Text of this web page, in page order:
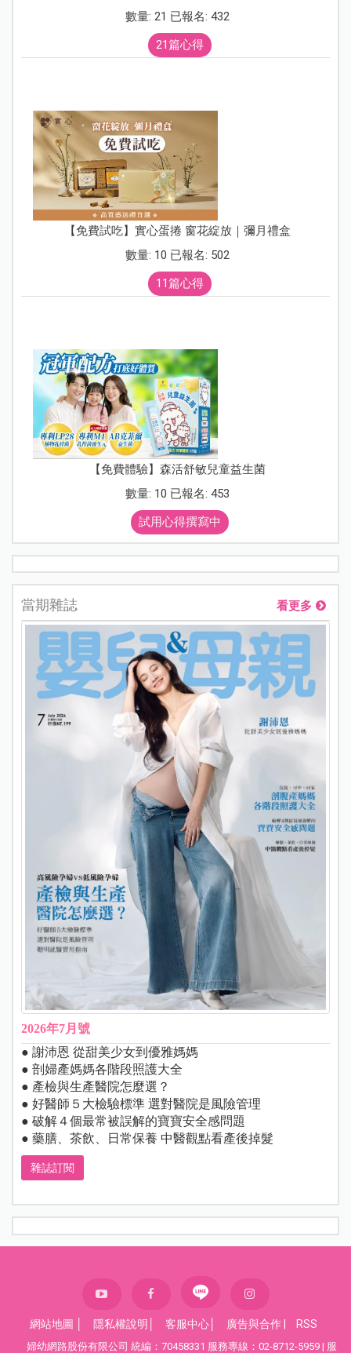
數量: 21 已報名: 432
21篇心得
【免費試吃】實心蛋捲 窗花綻放｜彌月禮盒
數量: 10 已報名: 502
11篇心得
【免費體驗】森活舒敏兒童益生菌
數量: 10 已報名: 453
試用心得撰寫中
當期雜誌 看更多
2026年7月號
● 謝沛恩 從甜美少女到優雅媽媽
● 剖婦產媽媽各階段照護大全
● 產檢與生產醫院怎麼選？
● 好醫師５大檢驗標準 選對醫院是風險管理
● 破解４個最常被誤解的寶寶安全感問題
● 藥膳、茶飲、日常保養 中醫觀點看產後掉髮
雜誌訂閱
網站地圖 隱私權說明 客服中心 廣告與合作 RSS
婦幼網路股份有限公司 統編：70458331 服務專線：02-8712-5959 | 服